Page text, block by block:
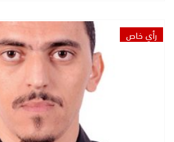
رأي خاص